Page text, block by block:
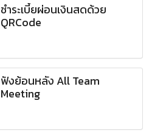
ชำระเบี้ยผ่อนเงินสดด้วย
QRCode
ฟังย้อนหลัง All Team
Meeting